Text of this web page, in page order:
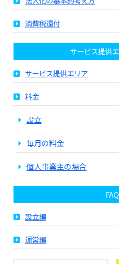
消費税還付
サービス提供
サービス提供エリア
料金
設立
毎月の料金
個人事業主の場合
FAQ
設立編
運営編